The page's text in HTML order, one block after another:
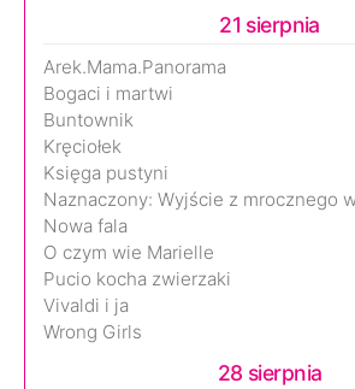
21 sierpnia
Arek.Mama.Panorama
Bogaci i martwi
Buntownik
Kręciołek
Księga pustyni
Naznaczony: Wyjście z mrocznego
Nowa fala
O czym wie Marielle
Pucio kocha zwierzaki
Vivaldi i ja
Wrong Girls
28 sierpnia